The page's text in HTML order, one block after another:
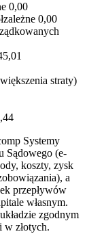
0,00
0,00
straty)
Systemy
Sądowego (e-
koszty, zysk
a
przepływów
własnym.
zgodnym
w złotych.